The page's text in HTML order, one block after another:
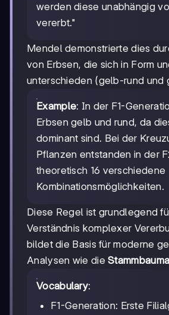
werden diese unabhängig
vererbt."
Mendel demonstrierte dies
von Erbsen, die sich in Form
unterschieden (gelb-rund und
Example: In der F1-
Erbsen gelb und rund, da
dominant sind. Bei der
Pflanzen entstanden in der
theoretisch 16 verschiedene
Kombinationsmöglichkeiten.
Diese Regel ist grundlegend
Verständnis komplexer
bildet die Basis für moderne
Analysen wie die
Vocabulary:
F1-Generation: Erste